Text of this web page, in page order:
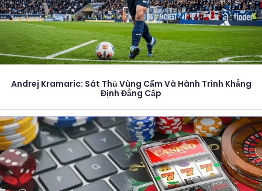
Andrej Kramaric: Sát Thủ Vùng Cấm Và Hành Trình Khẳng
Định Đẳng Cấp